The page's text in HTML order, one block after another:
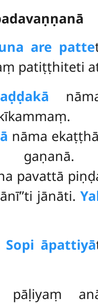
are patte
patiṭṭhiteti
.
nāma
pavattā
jānāti.
Sopi āpattiyā